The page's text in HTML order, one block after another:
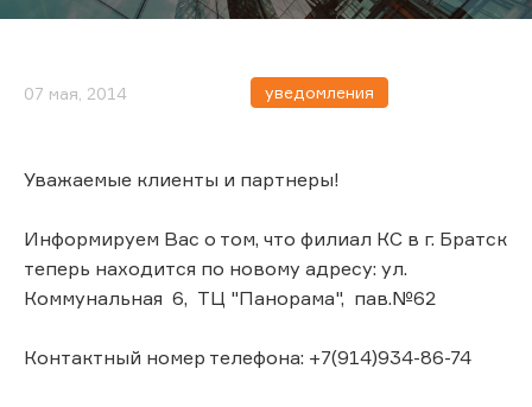
07 мая, 2014 уведомления
Уважаемые клиенты и партнеры!
Информируем Вас о том, что филиал КС в г. Братск
теперь находится по новому адресу: ул.
Коммунальная 6, ТЦ "Панорама", пав.№62
Контактный номер телефона: +7(914)934-86-74